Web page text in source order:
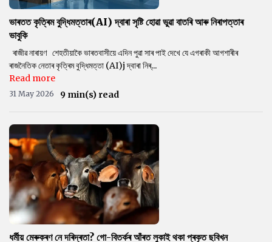
ভাৰতত কৃত্ৰিম বুদ্ধিমত্তাৰ(AI) দ্বাৰা সৃষ্টি হোৱা ভুৱা বাতৰি আৰু নিৰাপত্তাৰ
ভাবুকি
ৰাজীৱ নাৰায়ণ শেহতীয়াকৈ ভাৰতবাসীয়ে এদিন পুৱা সাৰ পাই দেখে যে এগৰাকী আগশাৰীৰ
ৰাজনৈতিক নেতাৰ কৃত্ৰিম বুদ্ধিমত্তা (AI)j দ্বাৰা নিৰ্...
Read more
31 May 2026 9 min(s) read
ধৰ্মীয় মেৰুকৰণ নে দৰিদ্ৰতা? গো-বিতৰ্কৰ আঁৰত লুকাই থকা প্ৰকৃত ছবিখন